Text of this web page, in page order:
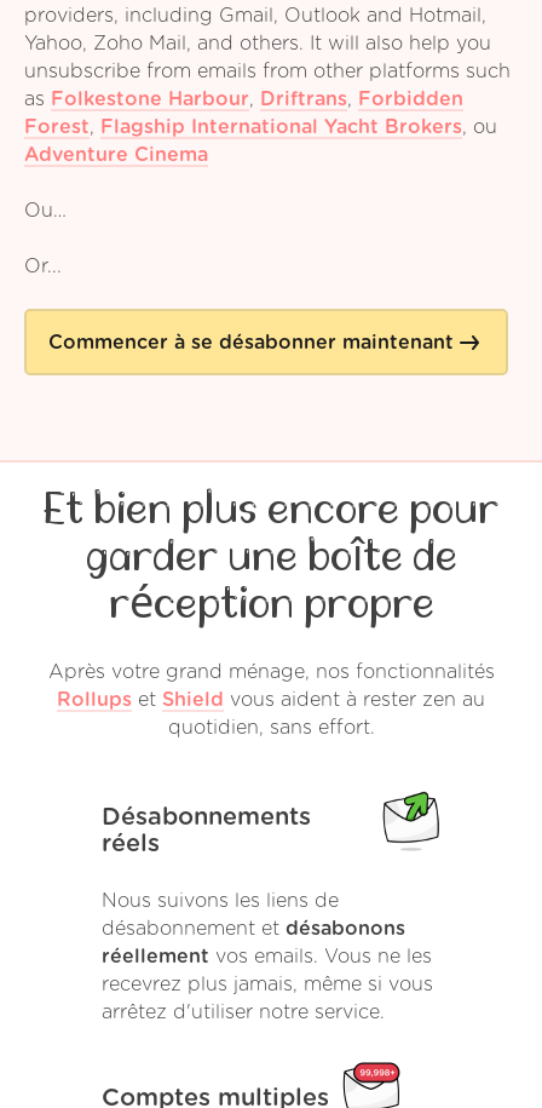
providers, including Gmail, Outlook and Hotmail,
Yahoo, Zoho Mail, and others. It will also help you
unsubscribe from emails from other platforms such
as Folkestone Harbour, Driftrans,
Forbidden
Forest, Flagship International Yacht Brokers, ou
Adventure Cinema
Ou…
Or...
Commencer à se désabonner maintenant
Et bien plus encore pour
garder une boîte de
réception propre
Après votre grand ménage, nos fonctionnalités
Rollups et Shield vous aident à rester zen au
quotidien, sans effort.
Désabonnements
réels
Nous suivons les liens de
désabonnement et désabonons
réellement vos emails. Vous ne les
recevrez plus jamais, même si vous
arrêtez d'utiliser notre service.
Comptes multiples